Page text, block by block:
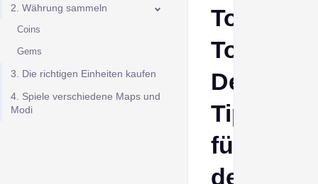
2. Währung sammeln
Coins
Gems
3. Die richtigen Einheiten kaufen
4. Spiele verschiedene Maps und
Modi
Toilet
Tower
Defense:
Tipps
für
deinen